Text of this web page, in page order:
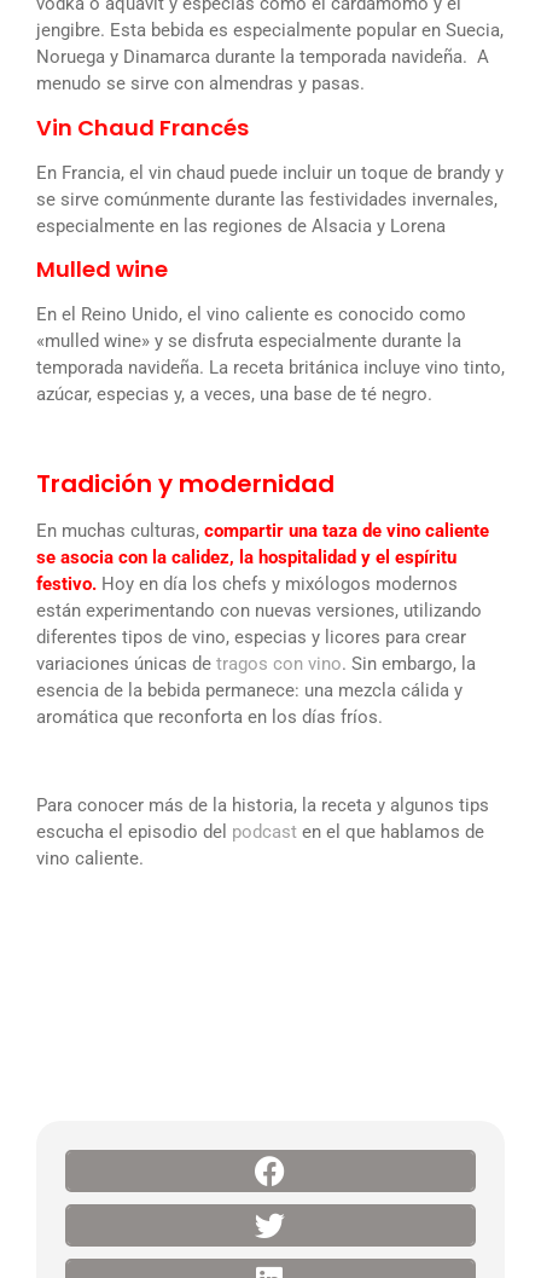
jengibre. Esta bebida es especialmente popular en Suecia,
Noruega y Dinamarca durante la temporada navideña. A
menudo se sirve con almendras y pasas.
Vin Chaud Francés
En Francia, el vin chaud puede incluir un toque de brandy y
se sirve comúnmente durante las festividades invernales,
especialmente en las regiones de Alsacia y Lorena
Mulled wine
En el Reino Unido, el vino caliente es conocido como
«mulled wine» y se disfruta especialmente durante la
temporada navideña. La receta británica incluye vino tinto,
azúcar, especias y, a veces, una base de té negro.
Tradición y modernidad
En muchas culturas, compartir una taza de vino caliente
se asocia con la calidez, la hospitalidad y el espíritu
festivo. Hoy en día los chefs y mixólogos modernos
están experimentando con nuevas versiones, utilizando
diferentes tipos de vino, especias y licores para crear
variaciones únicas de tragos con vino. Sin embargo, la
esencia de la bebida permanece: una mezcla cálida y
aromática que reconforta en los días fríos.
Para conocer más de la historia, la receta y algunos tips
escucha el episodio del podcast en el que hablamos de
vino caliente.